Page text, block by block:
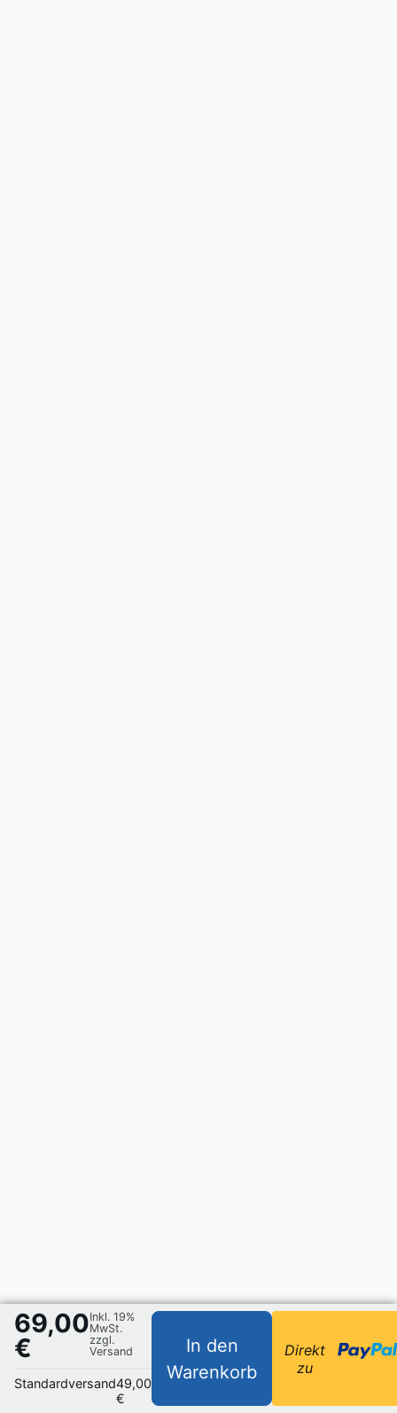
69,00
€
Inkl. 19%
MwSt.
zzgl.
Versand
Standardversand49,00
€
In den
Warenkorb
Direkt
zu